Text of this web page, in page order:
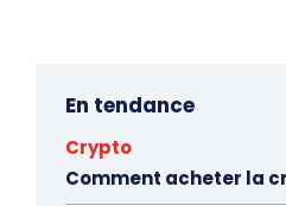
En tendance
Crypto
Comment acheter la